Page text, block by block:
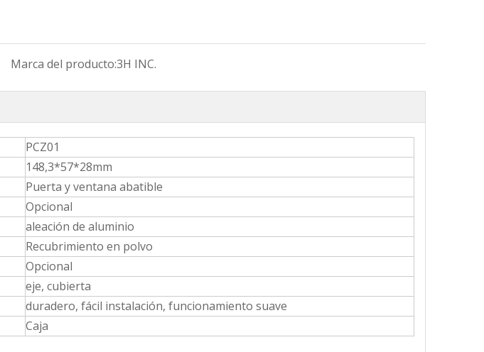
Serie de cerraduras de manija de puerta de aluminio Manija de ventana de aluminio JCZ54 Manija de ventana WZY12 Nueva llegada manija de ventana serie Fangdao
Marca del producto:3H INC.
PCZ01
148,3*57*28mm
Puerta y ventana abatible
Opcional
aleación de aluminio
Recubrimiento en polvo
Opcional
eje, cubierta
duradero, fácil instalación, funcionamiento suave
Caja